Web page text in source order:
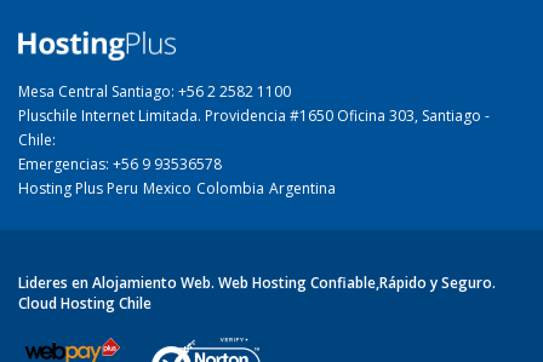
Mesa Central Santiago: +56 2 2582 1100
Pluschile Internet Limitada. Providencia #1650 Oficina 303, Santiago -
Chile:
Emergencias: +56 9 93536578
Hosting Plus Peru Mexico Colombia Argentina
Lideres en Alojamiento Web. Web Hosting Confiable,Rápido y Seguro.
Cloud Hosting Chile